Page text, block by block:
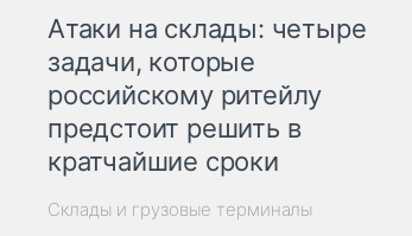
Атаки на склады: четыре
задачи, которые
российскому ритейлу
предстоит решить в
кратчайшие сроки
Склады и грузовые терминалы